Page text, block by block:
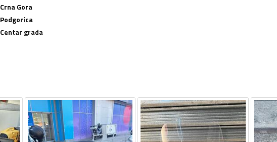
Crna Gora
Podgorica
Centar grada